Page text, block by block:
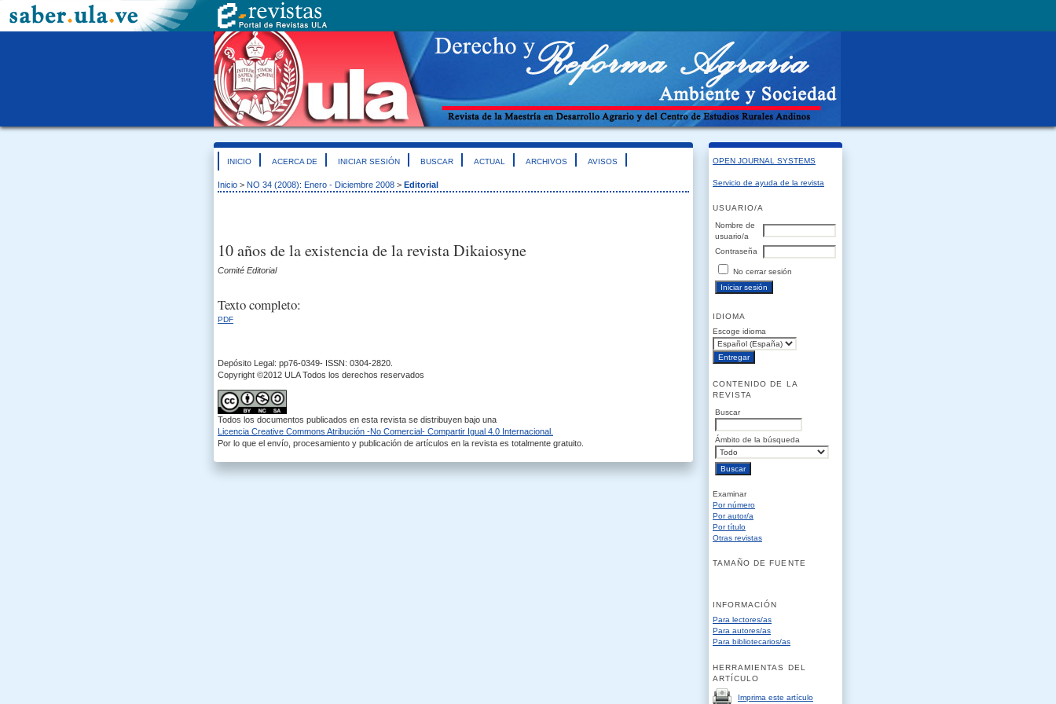
OPEN JOURNAL SYSTEMS
Servicio de ayuda de la revista
USUARIO/A
Nombre de
usuario/a
Contraseña
No cerrar sesión
IDIOMA
Escoge idioma
CONTENIDO DE LA
REVISTA
Buscar
Ámbito de la búsqueda
Examinar
Por número
Por autor/a
Por título
Otras revistas
TAMAÑO DE FUENTE
INFORMACIÓN
Para lectores/as
Para autores/as
Para bibliotecarios/as
HERRAMIENTAS DEL
ARTÍCULO
Imprima este artículo
INICIO ACERCA DE INICIAR SESIÓN BUSCAR ACTUAL ARCHIVOS AVISOS
Inicio > NO 34 (2008): Enero - Diciembre 2008 > Editorial
10 años de la existencia de la revista Dikaiosyne
Comité Editorial
Texto completo:
PDF
Depósito Legal: pp76-0349- ISSN: 0304-2820.
Copyright ©2012 ULA Todos los derechos reservados
Todos los documentos publicados en esta revista se distribuyen bajo una
Licencia Creative Commons Atribución -No Comercial- Compartir Igual 4.0 Internacional.
Por lo que el envío, procesamiento y publicación de artículos en la revista es totalmente gratuito.